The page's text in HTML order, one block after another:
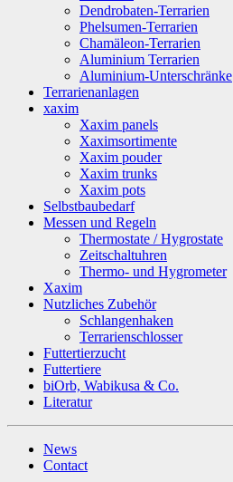
Dendrobaten-Terrarien
Phelsumen-Terrarien
Chamäleon-Terrarien
Aluminium Terrarien
Aluminium-Unterschränke
Terrarienanlagen
xaxim
Xaxim panels
Xaximsortimente
Xaxim pouder
Xaxim trunks
Xaxim pots
Selbstbaubedarf
Messen und Regeln
Thermostate / Hygrostate
Zeitschaltuhren
Thermo- und Hygrometer
Xaxim
Nutzliches Zubehör
Schlangenhaken
Terrarienschlosser
Futtertierzucht
Futtertiere
biOrb, Wabikusa & Co.
Literatur
News
Contact